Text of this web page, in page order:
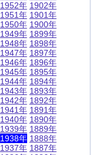
1952年
1951年
1950年
1949年
1948年
1947年
1946年
1945年
1944年
1943年
1942年
1941年
1940年
1939年
1938年
1937年
1902年
1901年
1900年
1899年
1898年
1897年
1896年
1895年
1894年
1893年
1892年
1891年
1890年
1889年
1888年
1887年